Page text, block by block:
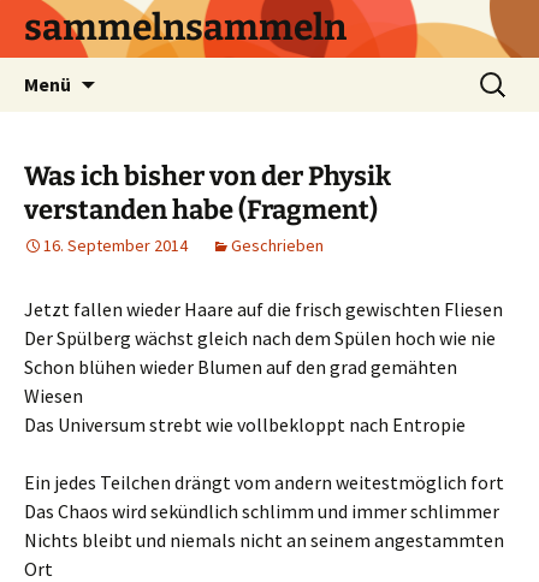
sammelnsammeln
Menü
Suchen
nach:
Was ich bisher von der Physik
verstanden habe (Fragment)
16. September 2014 Geschrieben
Jetzt fallen wieder Haare auf die frisch gewischten Fliesen
Der Spülberg wächst gleich nach dem Spülen hoch wie nie
Schon blühen wieder Blumen auf den grad gemähten
Wiesen
Das Universum strebt wie vollbekloppt nach Entropie
Ein jedes Teilchen drängt vom andern weitestmöglich fort
Das Chaos wird sekündlich schlimm und immer schlimmer
Nichts bleibt und niemals nicht an seinem angestammten
Ort